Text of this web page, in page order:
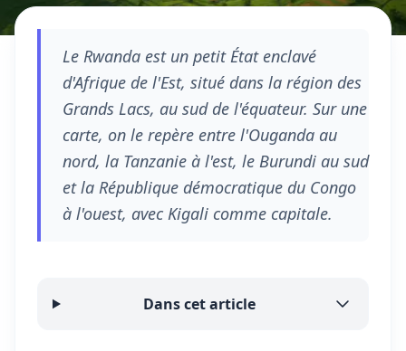
Le Rwanda est un petit État enclavé
d'Afrique de l'Est, situé dans la région des
Grands Lacs, au sud de l'équateur. Sur une
carte, on le repère entre l'Ouganda au
nord, la Tanzanie à l'est, le Burundi au sud
et la République démocratique du Congo
à l'ouest, avec Kigali comme capitale.
Dans cet article